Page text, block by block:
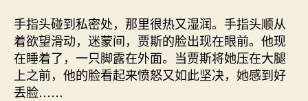
手指头碰到私密处，那里很热又湿润。手指头顺从
着欲望滑动，迷蒙间，贾斯的脸出现在眼前。他现
在睡着了，一只脚露在外面。当贾斯将她压在大腿
上之前，他的脸看起来愤怒又如此坚决，她感到好
丢脸……